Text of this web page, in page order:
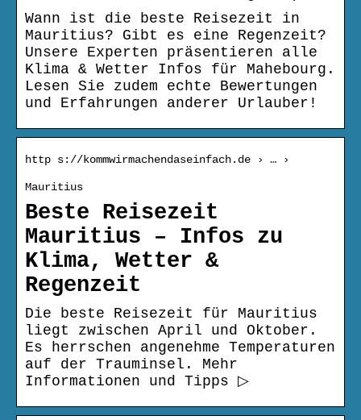
Wann ist die beste Reisezeit in
Mauritius? Gibt es eine Regenzeit?
Unsere Experten präsentieren alle
Klima & Wetter Infos für Mahebourg.
Lesen Sie zudem echte Bewertungen
und Erfahrungen anderer Urlauber!
http s://kommwirmachendaseinfach.de › … ›
Mauritius
Beste Reisezeit
Mauritius – Infos zu
Klima, Wetter &
Regenzeit
Die beste Reisezeit für Mauritius
liegt zwischen April und Oktober.
Es herrschen angenehme Temperaturen
auf der Trauminsel. Mehr
Informationen und Tipps ▷